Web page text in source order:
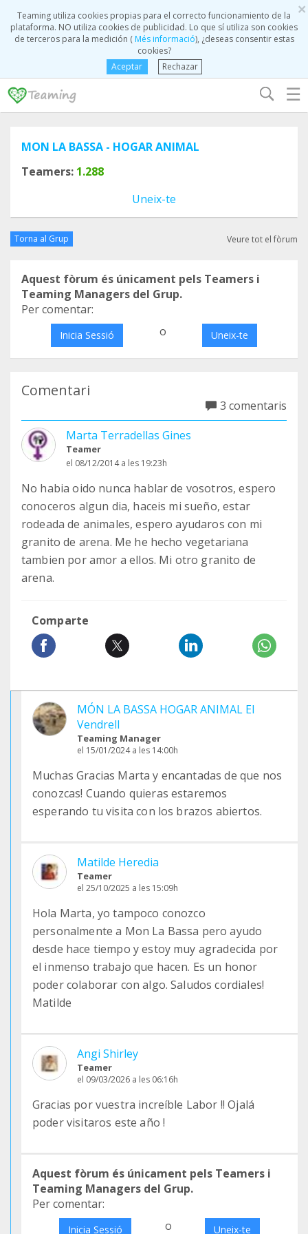
×
Teaming utiliza cookies propias para el correcto funcionamiento de la
plataforma. NO utiliza cookies de publicidad. Lo que sí utiliza son cookies
de terceros para la medición (Més informació), ¿deseas consentir estas
cookies?
Aceptar
Rechazar
☰
MON LA BASSA - HOGAR ANIMAL
Teamers: 1.288
Uneix-te
Torna al Grup Veure tot el fòrum
Aquest fòrum és únicament pels Teamers i
Teaming Managers del Grup.
Per comentar:
Inicia Sessió o Uneix-te
Comentari
3 comentaris
Marta Terradellas Gines
Teamer
el 08/12/2014 a les 19:23h
No habia oido nunca hablar de vosotros, espero
conoceros algun dia, haceis mi sueño, estar
rodeada de animales, espero ayudaros con mi
granito de arena. Me he hecho vegetariana
tambien por amor a ellos. Mi otro granito de
arena.
Comparte
MÓN LA BASSA HOGAR ANIMAL El
Vendrell
Teaming Manager
el 15/01/2024 a les 14:00h
Muchas Gracias Marta y encantadas de que nos
conozcas! Cuando quieras estaremos
esperando tu visita con los brazos abiertos.
Matilde Heredia
Teamer
el 25/10/2025 a les 15:09h
Hola Marta, yo tampoco conozco
personalmente a Mon La Bassa pero ayudo
desde hace tiempo y estoy muy agradecida por
el inmenso trabajo que hacen. Es un honor
poder colaborar con algo. Saludos cordiales!
Matilde
Angi Shirley
Teamer
el 09/03/2026 a les 06:16h
Gracias por vuestra increíble Labor !! Ojalá
poder visitaros este año !
Aquest fòrum és únicament pels Teamers i
Teaming Managers del Grup.
Per comentar:
Inicia Sessió o Uneix-te